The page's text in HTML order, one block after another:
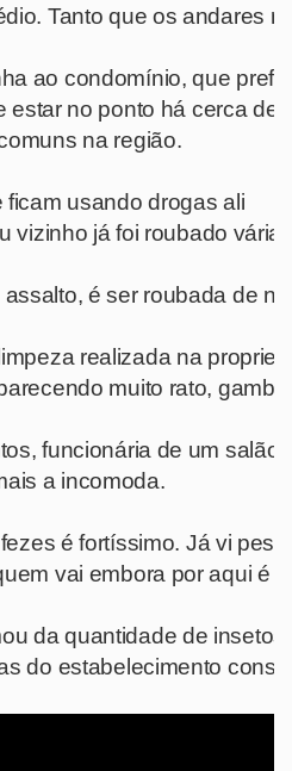
Tanto que os andares
ao condomínio, que
estar no ponto há cerca de
na região.
ficam usando drogas ali
vizinho já foi roubado
é ser roubada de
realizada na
muito rato,
funcionária de um
a incomoda.
é fortíssimo. Já vi
vai embora por aqui é
da quantidade de
do estabelecimento